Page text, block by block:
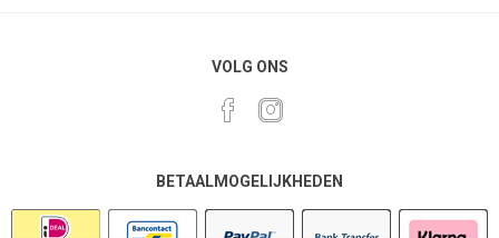
VOLG ONS
BETAALMOGELIJKHEDEN